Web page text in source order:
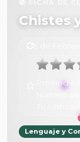
Chistes
6 de
Promedio:
Lenguaje y